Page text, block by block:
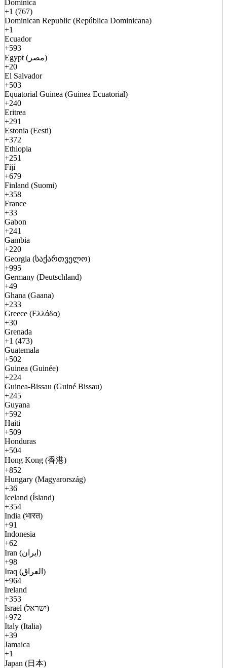
Dominica
+1 (767)
Dominican Republic (República Dominicana)
+1
Ecuador
+593
Egypt (مصر)
+20
El Salvador
+503
Equatorial Guinea (Guinea Ecuatorial)
+240
Eritrea
+291
Estonia (Eesti)
+372
Ethiopia
+251
Fiji
+679
Finland (Suomi)
+358
France
+33
Gabon
+241
Gambia
+220
Georgia (საქართველო)
+995
Germany (Deutschland)
+49
Ghana (Gaana)
+233
Greece (Ελλάδα)
+30
Grenada
+1 (473)
Guatemala
+502
Guinea (Guinée)
+224
Guinea-Bissau (Guiné Bissau)
+245
Guyana
+592
Haiti
+509
Honduras
+504
Hong Kong (香港)
+852
Hungary (Magyarország)
+36
Iceland (Ísland)
+354
India (भारत)
+91
Indonesia
+62
Iran (ایران)
+98
Iraq (العراق)
+964
Ireland
+353
Israel (ישראל)
+972
Italy (Italia)
+39
Jamaica
+1
Japan (日本)